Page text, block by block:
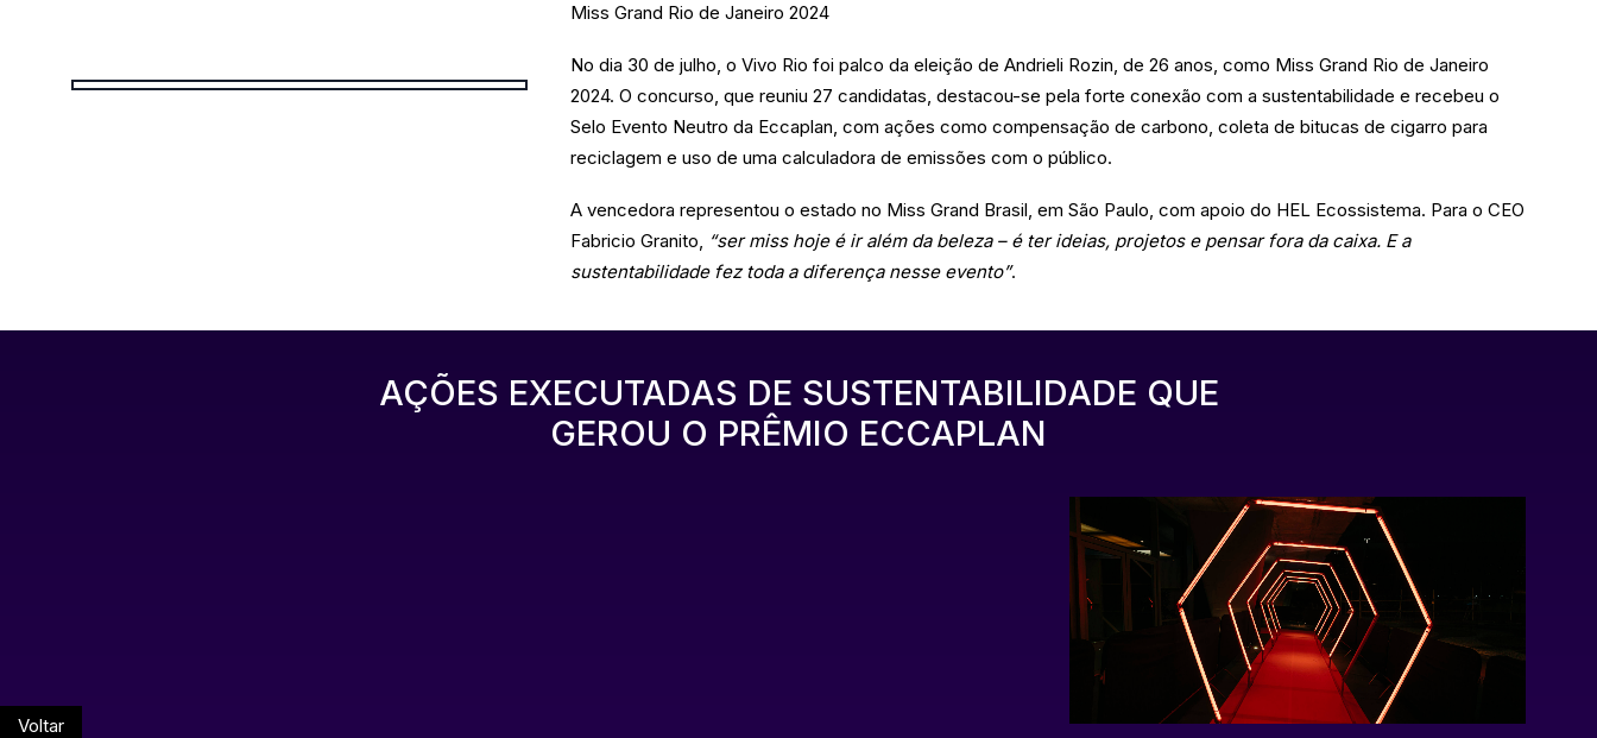
Miss Grand Rio de Janeiro 2024
No dia 30 de julho, o Vivo Rio foi palco da eleição de Andrieli Rozin, de 26 anos, como Miss Grand Rio de Janeiro
2024. O concurso, que reuniu 27 candidatas, destacou-se pela forte conexão com a sustentabilidade e recebeu o
Selo Evento Neutro da Eccaplan, com ações como compensação de carbono, coleta de bitucas de cigarro para
reciclagem e uso de uma calculadora de emissões com o público.
A vencedora representou o estado no Miss Grand Brasil, em São Paulo, com apoio do HEL Ecossistema. Para o CEO
Fabricio Granito, “ser miss hoje é ir além da beleza – é ter ideias, projetos e pensar fora da caixa. E a
sustentabilidade fez toda a diferença nesse evento”.
AÇÕES EXECUTADAS DE SUSTENTABILIDADE QUE
GEROU O PRÊMIO ECCAPLAN
Voltar